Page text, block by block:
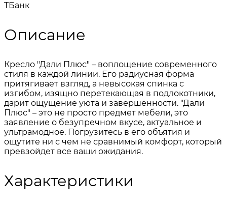
TБанк
Описание
Кресло "Дали Плюс" – воплощение современного
стиля в каждой линии. Его радиусная форма
притягивает взгляд, а невысокая спинка с
изгибом, изящно перетекающая в подлокотники,
дарит ощущение уюта и завершенности. "Дали
Плюс" – это не просто предмет мебели, это
заявление о безупречном вкусе, актуальное и
ультрамодное. Погрузитесь в его объятия и
ощутите ни с чем не сравнимый комфорт, который
превзойдет все ваши ожидания.
Характеристики